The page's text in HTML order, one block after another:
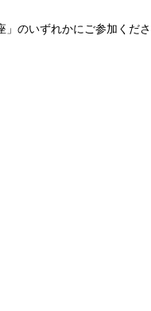
のいずれかにご参加くださ